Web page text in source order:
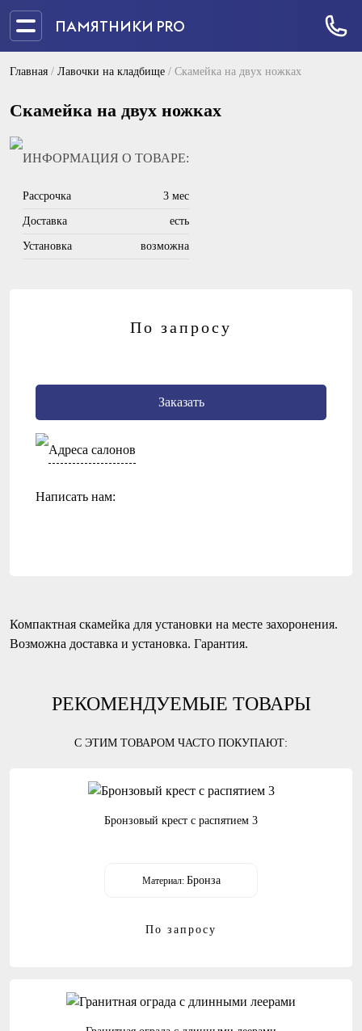
ПАМЯТНИКИ PRO
Главная / Лавочки на кладбище / Скамейка на двух ножках
Скамейка на двух ножках
ИНФОРМАЦИЯ О ТОВАРЕ:
Рассрочка 3 мес
Доставка есть
Установка возможна
По запросу
Заказать
Адреса салонов
Написать нам:
Компактная скамейка для установки на месте захоронения.
Возможна доставка и установка. Гарантия.
РЕКОМЕНДУЕМЫЕ ТОВАРЫ
С ЭТИМ ТОВАРОМ ЧАСТО ПОКУПАЮТ:
Бронзовый крест с распятием 3
Материал: Бронза
По запросу